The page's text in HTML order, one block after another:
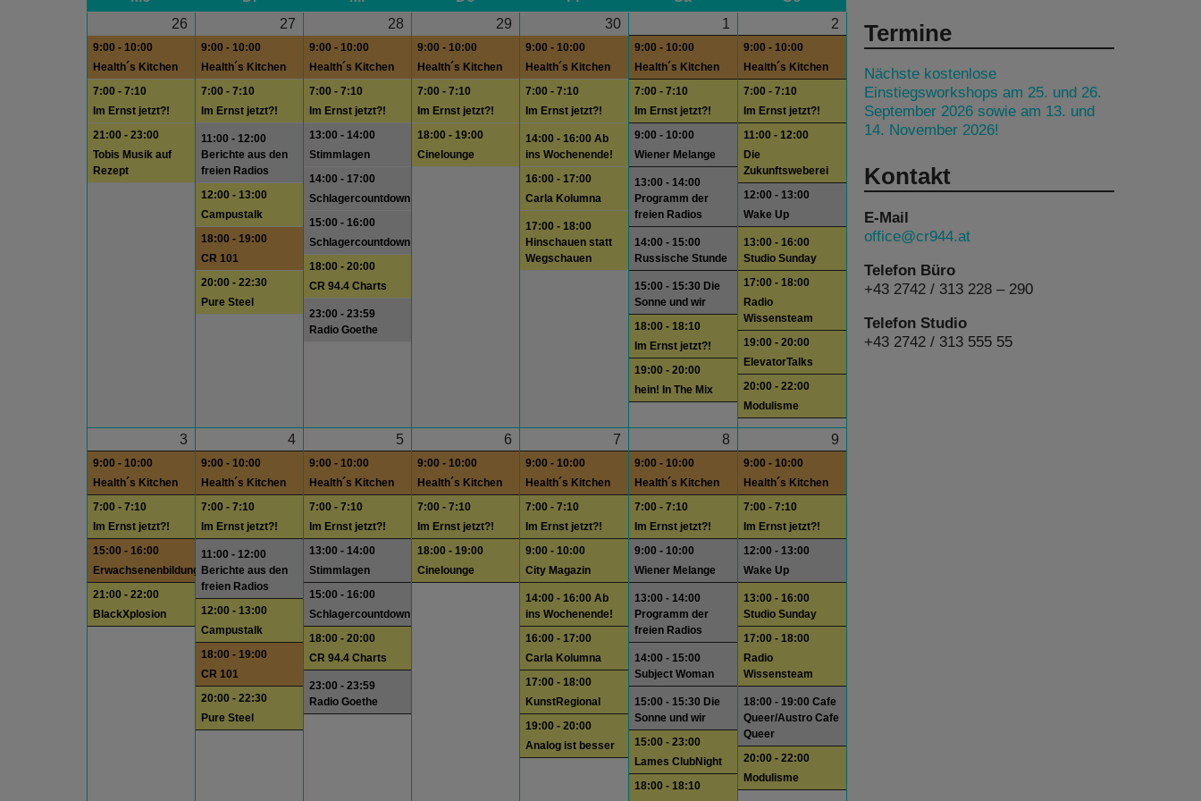
26
9:00 - 10:00
Health´s Kitchen
7:00 - 7:10
Im Ernst jetzt?!
21:00 - 23:00
Tobis Musik auf
Rezept
27
9:00 - 10:00
Health´s Kitchen
7:00 - 7:10
Im Ernst jetzt?!
11:00 - 12:00
Berichte aus den
freien Radios
12:00 - 13:00
Campustalk
18:00 - 19:00
CR 101
20:00 - 22:30
Pure Steel
28
9:00 - 10:00
Health´s Kitchen
7:00 - 7:10
Im Ernst jetzt?!
13:00 - 14:00
Stimmlagen
14:00 - 17:00
Schlagercountdown
15:00 - 16:00
Schlagercountdown
18:00 - 20:00
CR 94.4 Charts
23:00 - 23:59
Radio Goethe
29
9:00 - 10:00
Health´s Kitchen
7:00 - 7:10
Im Ernst jetzt?!
18:00 - 19:00
Cinelounge
30
9:00 - 10:00
Health´s Kitchen
7:00 - 7:10
Im Ernst jetzt?!
14:00 - 16:00 Ab
ins Wochenende!
16:00 - 17:00
Carla Kolumna
17:00 - 18:00
Hinschauen statt
Wegschauen
1
9:00 - 10:00
Health´s Kitchen
7:00 - 7:10
Im Ernst jetzt?!
9:00 - 10:00
Wiener Melange
13:00 - 14:00
Programm der
freien Radios
14:00 - 15:00
Russische Stunde
15:00 - 15:30 Die
Sonne und wir
18:00 - 18:10
Im Ernst jetzt?!
19:00 - 20:00
hein! In The Mix
2
9:00 - 10:00
Health´s Kitchen
7:00 - 7:10
Im Ernst jetzt?!
11:00 - 12:00
Die
Zukunftsweberei
12:00 - 13:00
Wake Up
13:00 - 16:00
Studio Sunday
17:00 - 18:00
Radio
Wissensteam
19:00 - 20:00
ElevatorTalks
20:00 - 22:00
Modulisme
3
9:00 - 10:00
Health´s Kitchen
7:00 - 7:10
Im Ernst jetzt?!
15:00 - 16:00
Erwachsenenbildung
21:00 - 22:00
BlackXplosion
4
9:00 - 10:00
Health´s Kitchen
7:00 - 7:10
Im Ernst jetzt?!
11:00 - 12:00
Berichte aus den
freien Radios
12:00 - 13:00
Campustalk
18:00 - 19:00
CR 101
20:00 - 22:30
Pure Steel
5
9:00 - 10:00
Health´s Kitchen
7:00 - 7:10
Im Ernst jetzt?!
13:00 - 14:00
Stimmlagen
15:00 - 16:00
Schlagercountdown
18:00 - 20:00
CR 94.4 Charts
23:00 - 23:59
Radio Goethe
6
9:00 - 10:00
Health´s Kitchen
7:00 - 7:10
Im Ernst jetzt?!
18:00 - 19:00
Cinelounge
7
9:00 - 10:00
Health´s Kitchen
7:00 - 7:10
Im Ernst jetzt?!
9:00 - 10:00
City Magazin
14:00 - 16:00 Ab
ins Wochenende!
16:00 - 17:00
Carla Kolumna
17:00 - 18:00
KunstRegional
19:00 - 20:00
Analog ist besser
8
9:00 - 10:00
Health´s Kitchen
7:00 - 7:10
Im Ernst jetzt?!
9:00 - 10:00
Wiener Melange
13:00 - 14:00
Programm der
freien Radios
14:00 - 15:00
Subject Woman
15:00 - 15:30 Die
Sonne und wir
15:00 - 23:00
Lames ClubNight
18:00 - 18:10
9
9:00 - 10:00
Health´s Kitchen
7:00 - 7:10
Im Ernst jetzt?!
12:00 - 13:00
Wake Up
13:00 - 16:00
Studio Sunday
17:00 - 18:00
Radio
Wissensteam
18:00 - 19:00 Cafe
Queer/Austro Cafe
Queer
20:00 - 22:00
Modulisme
Termine
Nächste kostenlose
Einstiegsworkshops am 25. und 26.
September 2026 sowie am 13. und
14. November 2026!
Kontakt
E-Mail
office@cr944.at
Telefon Büro
+43 2742 / 313 228 – 290
Telefon Studio
+43 2742 / 313 555 55